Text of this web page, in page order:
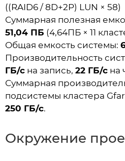
((RAID6 / 8D+2P) LUN × 58)
Суммарная полезная
51,04 ПБ (4,64ПБ × 11
Общая емкость системы:
Производительность
ГБ/с на запись, 22 ГБ/с на
Суммарная
подсистемы кластера
250 ГБ/с.
Окружение